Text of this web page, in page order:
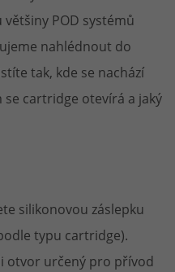
POD systémů
nahlédnout do
tak, kde se nachází
cartridge otevírá a jaký
silikonovou záslepku
typu cartridge).
otvor určený pro přívod